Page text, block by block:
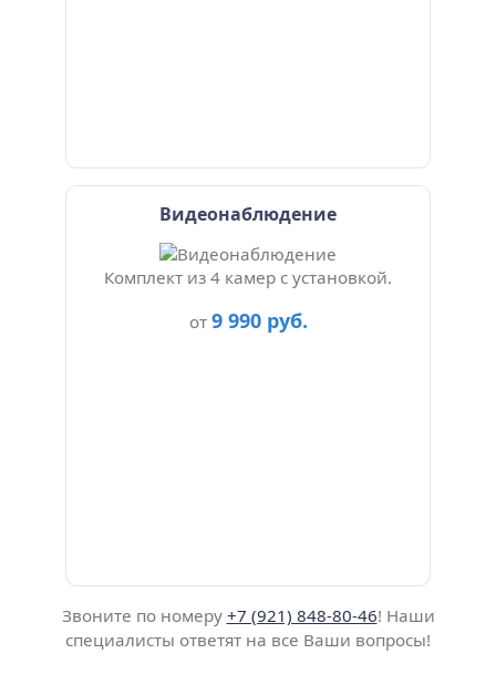
Видеонаблюдение
Комплект из 4 камер с установкой.
от 9 990 руб.
Звоните по номеру +7 (921) 848-80-46! Наши
специалисты ответят на все Ваши вопросы!